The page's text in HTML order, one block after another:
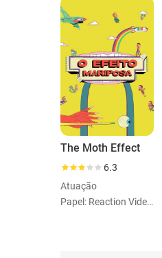
The Moth Effect
6.3
Atuação
Papel: Reaction Videos